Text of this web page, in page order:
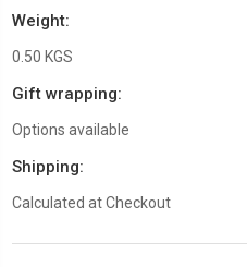
Weight:
0.50 KGS
Gift wrapping:
Options available
Shipping:
Calculated at Checkout